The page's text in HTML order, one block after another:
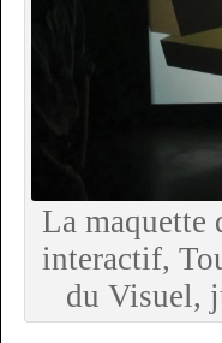
La maquette
interactif,
du Visuel,